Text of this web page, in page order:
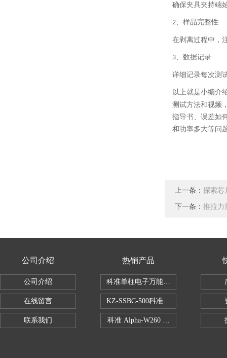
确保夹具夹持端
2、 样品完整性
在剥离过程中，
3、 数据记录
详细记录每次测
以上就是小编介
测试方法和视频
指导书、误差如
和功率多大等问
上一条： 探索芯
下一条： 推拉力
公司介绍
公司介绍
在线留言
联系我们
热销产品
科准单柱电子万能拉力机KZ-SSBC-500
KZ-SSBC-500科准单柱电子万能试验
科准 Alpha-W260 半导体全自动推拉